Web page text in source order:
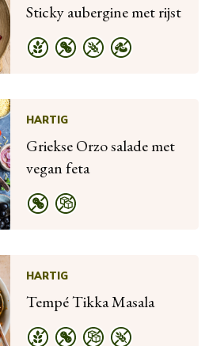
Sticky aubergine met rijst
HARTIG
Griekse Orzo salade met
vegan feta
HARTIG
Tempé Tikka Masala